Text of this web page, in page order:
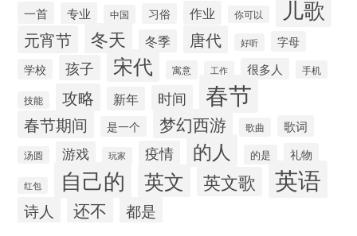
一首 专业 中国 习俗 作业 你可以 儿歌
元宵节 冬天 冬季 唐代 好听
字母
学校
孩子 宋代 寓意 工作 很多人 手机
技能 攻略 新年 时间 春节
春节期间 是一个 梦幻西游 歌曲 歌词
汤圆 游戏 玩家 疫情 的人 的是 礼物
红包 自己的 英文 英文歌 英语
诗人 还不 都是